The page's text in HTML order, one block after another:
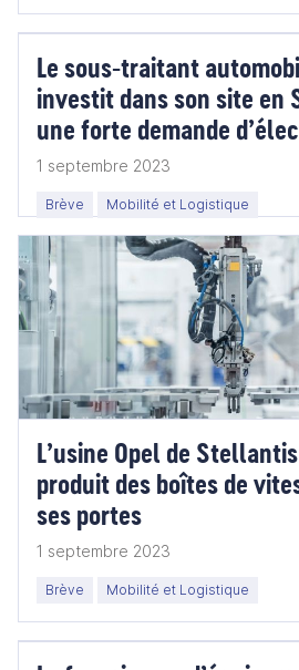
Le sous-traitant
investit dans son site en
une forte demande
puissance
1 septembre 2023
Brève Mobilité et Logistique
L’usine Opel de
produit des boîtes de
ses portes
1 septembre 2023
Brève Mobilité et Logistique